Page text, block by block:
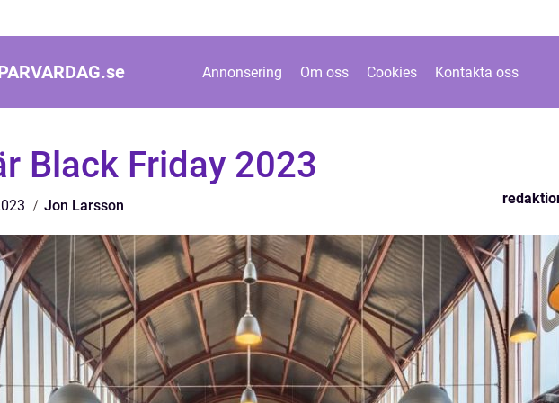
se Annonsering Om oss Cookies Kontakta oss
Black Friday 2023
Jon Larsson